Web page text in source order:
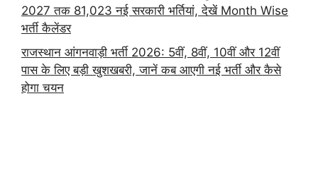
2027 तक 81,023 नई सरकारी भर्तियां, देखें Month Wise
भर्ती कैलेंडर
राजस्थान आंगनवाड़ी भर्ती 2026: 5वीं, 8वीं, 10वीं और 12वीं
पास के लिए बड़ी खुशखबरी, जानें कब आएगी नई भर्ती और कैसे
होगा चयन